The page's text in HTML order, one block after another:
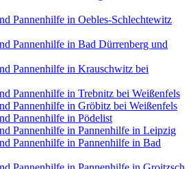
Pannenhilfe in Oebles-Schlechtewitz
Pannenhilfe in Bad Dürrenberg und
Pannenhilfe in Krauschwitz bei
Pannenhilfe in Trebnitz bei Weißenfels
Pannenhilfe in Gröbitz bei Weißenfels
Pannenhilfe in Pödelist
Pannenhilfe in Pannenhilfe in Leipzig
Pannenhilfe in Pannenhilfe in Bad